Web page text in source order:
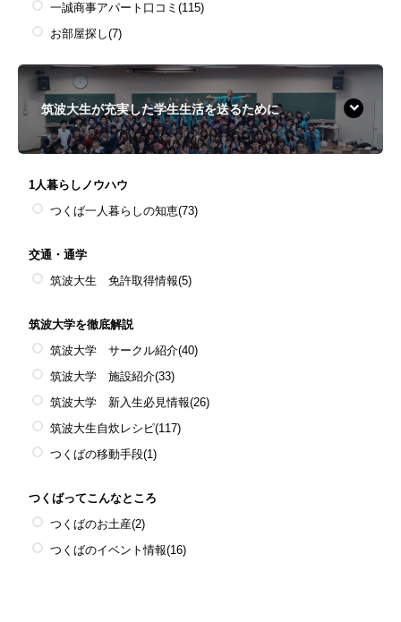
一誠商事アパート口コミ (115)
お部屋探し(7)
筑波大生が充実した学生生活を送るために
1人暮らしノウハウ
つくば一人暮らしの知恵(73)
交通・通学
筑波大生 免許取得情報(5)
筑波大学を徹底解説
筑波大学 サークル紹介(40)
筑波大学 施設紹介(33)
筑波大学 新入生必見情報(26)
筑波大生自炊レシピ(117)
つくばの移動手段(1)
つくばってこんなところ
つくばのお土産(2)
つくばのイベント情報(16)